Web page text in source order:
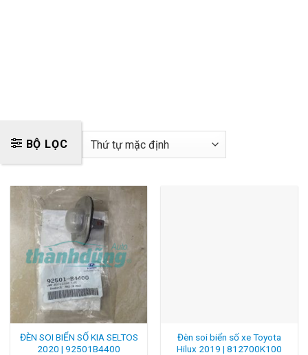
BỘ LỌC
ĐÈN SOI BIỂN SỐ KIA SELTOS
2020 | 92501B4400
Đèn soi biển số xe Toyota
Hilux 2019 | 812700K100